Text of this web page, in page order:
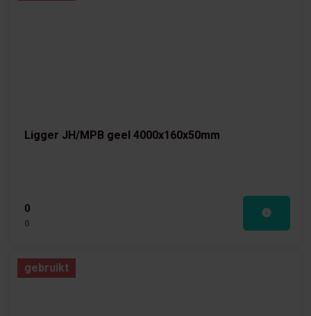
Ligger JH/MPB geel 4000x160x50mm
0
0
gebruikt